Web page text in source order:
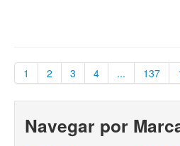
1 2 3 4 ... 137
Navegar por